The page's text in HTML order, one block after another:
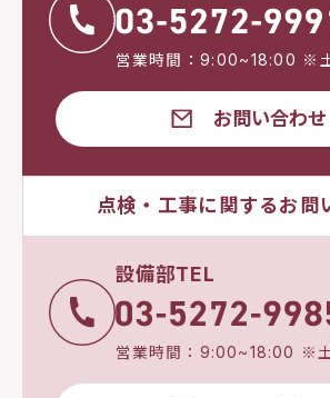
営業時間：9:00~18:00 ※
お問い合わせ
点検・工事に関するお問
設備部TEL
営業時間：9:00~18:00 ※